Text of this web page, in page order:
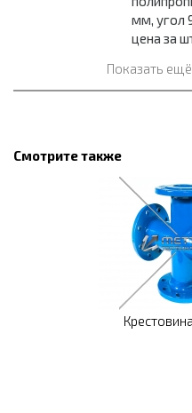
мм, угол
цена за
Показать ещё
Смотрите также